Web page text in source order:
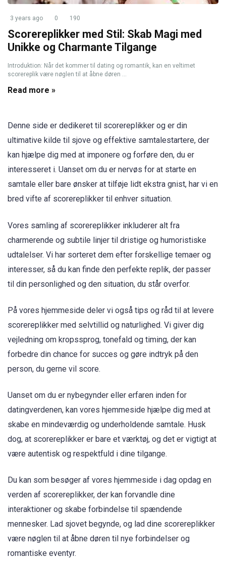
3 years ago 0 190
Scorereplikker med Stil: Skab Magi med
Unikke og Charmante Tilgange
Introduktion: Når det kommer til dating og romantik, kan en veltimet
scorereplik være nøglen til at åbne døren ...
Read more »
Denne side er dedikeret til scorereplikker og er din
ultimative kilde til sjove og effektive samtalestartere, der
kan hjælpe dig med at imponere og forføre den, du er
interesseret i. Uanset om du er nervøs for at starte en
samtale eller bare ønsker at tilføje lidt ekstra gnist, har vi en
bred vifte af scorereplikker til enhver situation.
Vores samling af scorereplikker inkluderer alt fra
charmerende og subtile linjer til dristige og humoristiske
udtalelser. Vi har sorteret dem efter forskellige temaer og
interesser, så du kan finde den perfekte replik, der passer
til din personlighed og den situation, du står overfor.
På vores hjemmeside deler vi også tips og råd til at levere
scorereplikker med selvtillid og naturlighed. Vi giver dig
vejledning om kropssprog, tonefald og timing, der kan
forbedre din chance for succes og gøre indtryk på den
person, du gerne vil score.
Uanset om du er nybegynder eller erfaren inden for
datingverdenen, kan vores hjemmeside hjælpe dig med at
skabe en mindeværdig og underholdende samtale. Husk
dog, at scorereplikker er bare et værktøj, og det er vigtigt at
være autentisk og respektfuld i dine tilgange.
Du kan som besøger af vores hjemmeside i dag opdag en
verden af scorereplikker, der kan forvandle dine
interaktioner og skabe forbindelse til spændende
mennesker. Lad sjovet begynde, og lad dine scorereplikker
være nøglen til at åbne døren til nye forbindelser og
romantiske eventyr.